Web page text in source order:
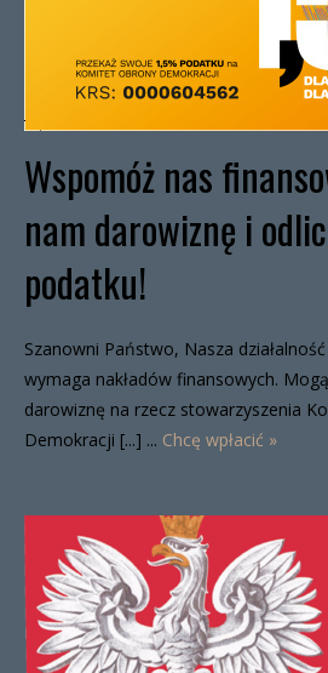
Wspomóż nas
nam darowiznę i
podatku!
Szanowni Państwo, Nasza
wymaga nakładów finansowych.
darowiznę na rzecz stowarzyszenia
Demokracji [...] ... Chcę wpłacić »